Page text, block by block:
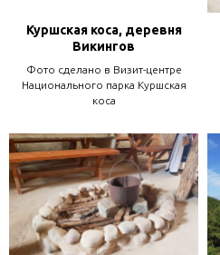
Куршская коса, деревня
Викингов
Фото сделано в Визит-центре
Национального парка Куршская
коса